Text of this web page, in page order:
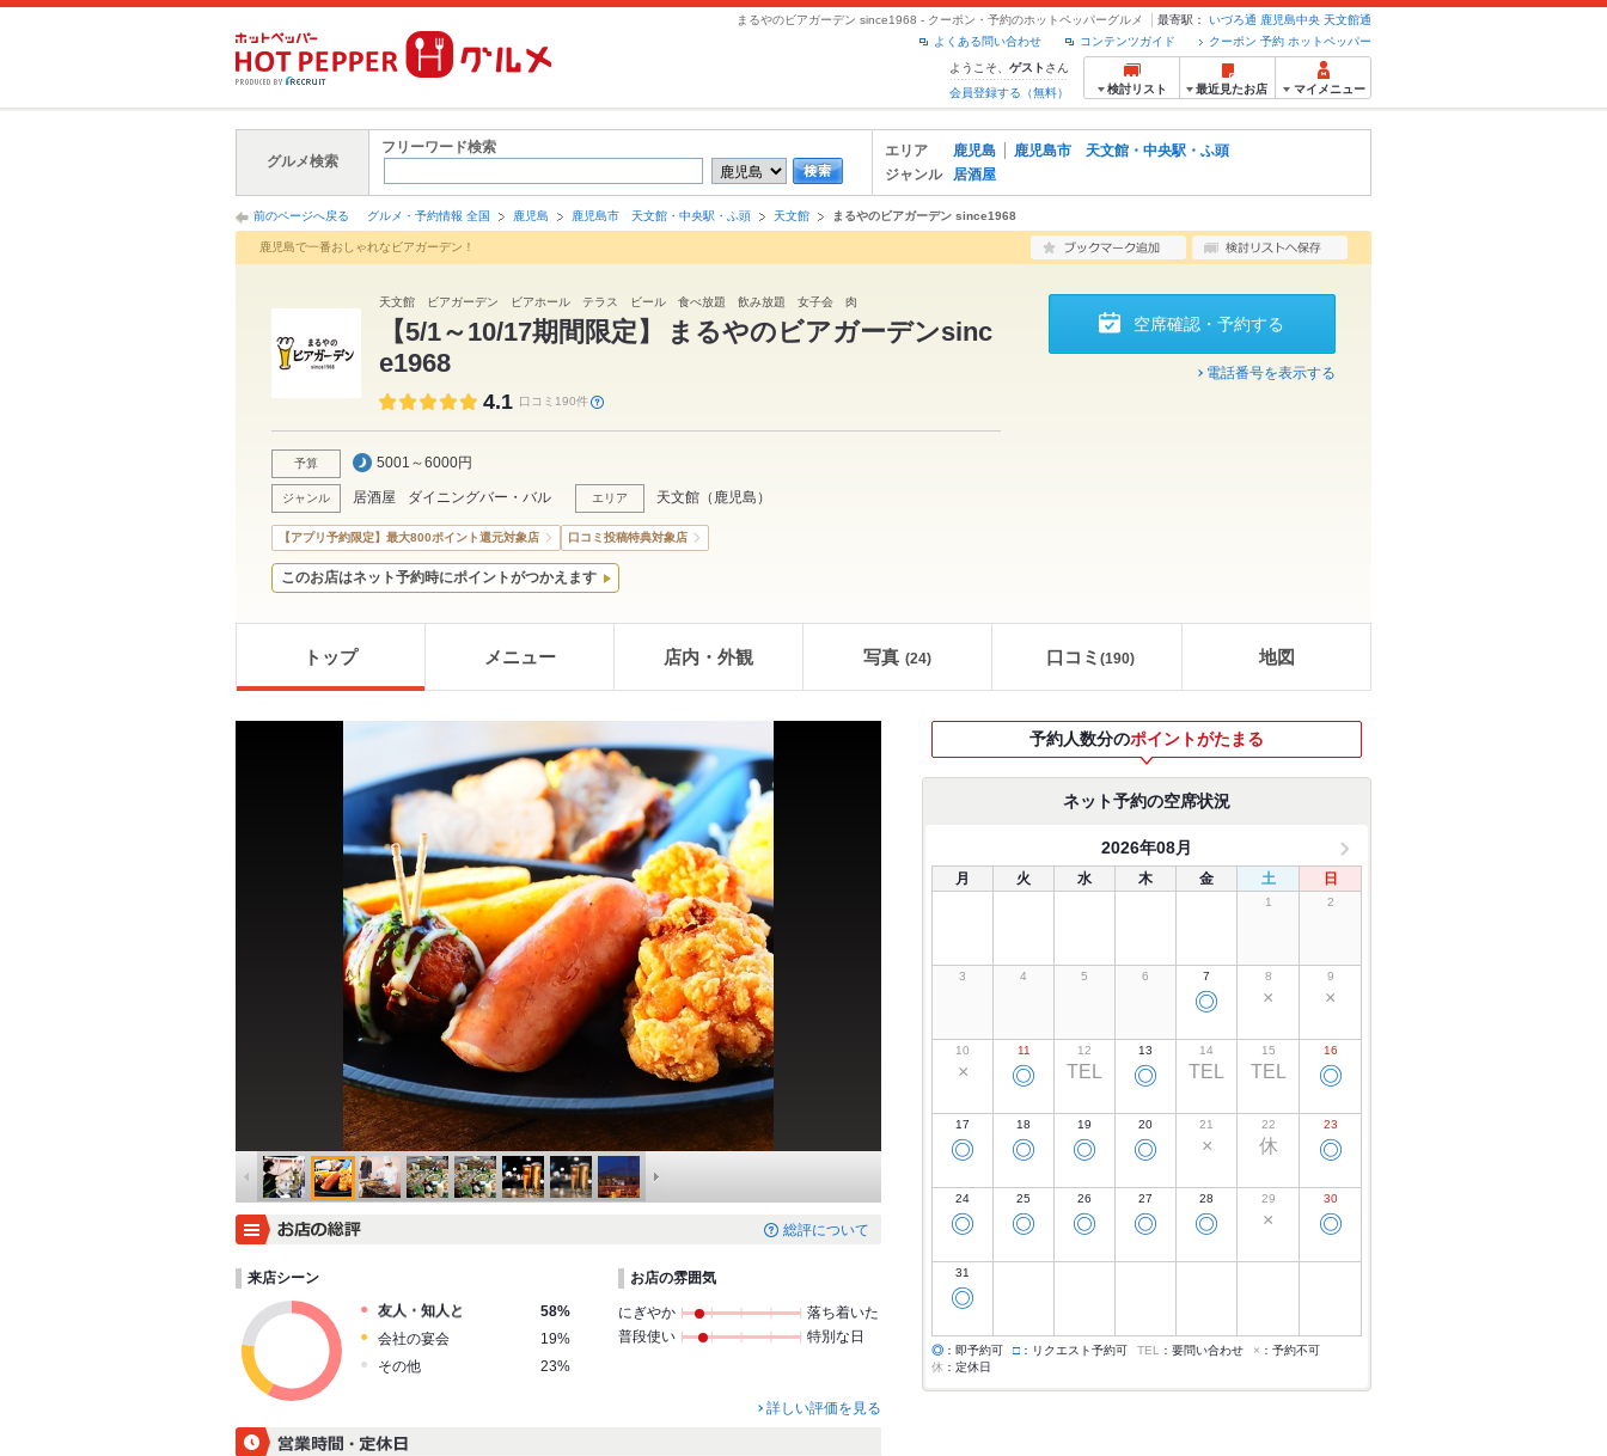
まるやのビアガーデン since1968 - クーポン・予約のホットペッパーグルメ 最寄駅： いづろ通 鹿児島中央 天文館通
クーポン 予約 ホットペッパー
コンテンツガイド
よくある問い合わせ
ようこそ、 ゲスト さん
会員登録する（無料）
検討リスト 最近見たお店 マイメニュー
グルメ検索
フリーワード検索 エリア 鹿児島
鹿児島市 天文館・中央駅・ふ頭
ジャンル
居酒屋
前のページへ戻る グルメ・予約情報 全国 鹿児島 鹿児島市 天文館・中央駅・ふ頭 天文館 まるやのビアガーデン since1968
鹿児島で一番おしゃれなビアガーデン！
天文館 ビアガーデン ビアホール テラス ビール 食べ放題 飲み放題 女子会 肉
【5/1～10/17期間限定】
まるやのビアガーデンsinc
e1968
4.1 口コミ190件
予算 5001～6000円
ジャンル 居酒屋 ダイニングバー・バル エリア 天文館 （ 鹿児島 ）
空席確認・予約する
電話番号を表示する
【アプリ予約限定】最大800ポイント還元対象店 口コミ投稿特典対象店
このお店はネット予約時にポイントがつかえます
トップ メニュー 店内・外観 写真 (24) 口コミ (190) 地図
総評について
来店シーン
友人・知人と
58%
会社の宴会
19%
その他
23%
お店の雰囲気
にぎやか
落ち着いた
普段使い
特別な日
詳しい評価を見る
予約人数分のポイントがたまる
ネット予約の空席状況
2026年08月
月 火 水 木 金 土 日
1 2
3 4 5 6 7
◎
8
×
9
×
10
×
11
◎
12
TEL
13
◎
14
TEL
15
TEL
16
◎
17
◎
18
◎
19
◎
20
◎
21
×
22
休
23
◎
24
◎
25
◎
26
◎
27
◎
28
◎
29
×
30
◎
31
◎
◎ ：即予約可 □ ：リクエスト予約可 TEL ：要問い合わせ × ：予約不可
休 ：定休日